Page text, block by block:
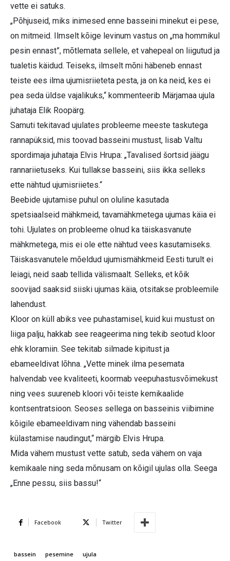
vette ei satuks.
„Põhjuseid, miks inimesed enne basseini minekut ei pese,
on mitmeid. Ilmselt kõige levinum vastus on „ma hommikul
pesin ennast”, mõtlemata sellele, et vahepeal on liigutud ja
tualetis käidud. Teiseks, ilmselt mõni häbeneb ennast
teiste ees ilma ujumisriieteta pesta, ja on ka neid, kes ei
pea seda üldse vajalikuks,“ kommenteerib Märjamaa ujula
juhataja Elik Roopärg.
Samuti tekitavad ujulates probleeme meeste taskutega
rannapüksid, mis toovad basseini mustust, lisab Valtu
spordimaja juhataja Elvis Hrupa: „Tavalised šortsid jäägu
rannariietuseks. Kui tullakse basseini, siis ikka selleks
ette nähtud ujumisriietes.“
Beebide ujutamise puhul on oluline kasutada
spetsiaalseid mähkmeid, tavamähkmetega ujumas käia ei
tohi. Ujulates on probleeme olnud ka täiskasvanute
mähkmetega, mis ei ole ette nähtud vees kasutamiseks.
Täiskasvanutele mõeldud ujumismähkmeid Eesti turult ei
leiagi, neid saab tellida välismaalt. Selleks, et kõik
soovijad saaksid siiski ujumas käia, otsitakse probleemile
lahendust.
Kloor on küll abiks vee puhastamisel, kuid kui mustust on
liiga palju, hakkab see reageerima ning tekib seotud kloor
ehk kloramiin. See tekitab silmade kipitust ja
ebameeldivat lõhna. „Vette minek ilma pesemata
halvendab vee kvaliteeti, koormab veepuhastusvõimekust
ning vees suureneb kloori või teiste kemikaalide
kontsentratsioon. Seoses sellega on basseinis viibimine
kõigile ebameeldivam ning vähendab basseini
külastamise naudingut,“ märgib Elvis Hrupa.
Mida vähem mustust vette satub, seda vähem on vaja
kemikaale ning seda mõnusam on kõigil ujulas olla. Seega
„Enne pessu, siis bassu!“
Facebook Twitter
bassein pesemine ujula